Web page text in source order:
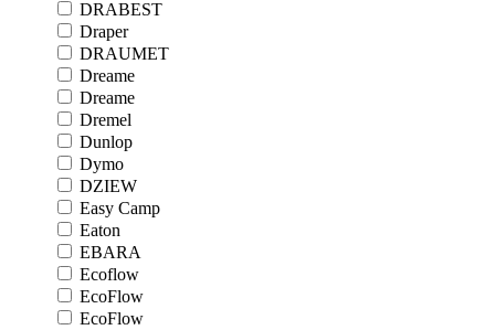
DRABEST
Draper
DRAUMET
Dreame
Dreame
Dremel
Dunlop
Dymo
DZIEW
Easy Camp
Eaton
EBARA
Ecoflow
EcoFlow
EcoFlow